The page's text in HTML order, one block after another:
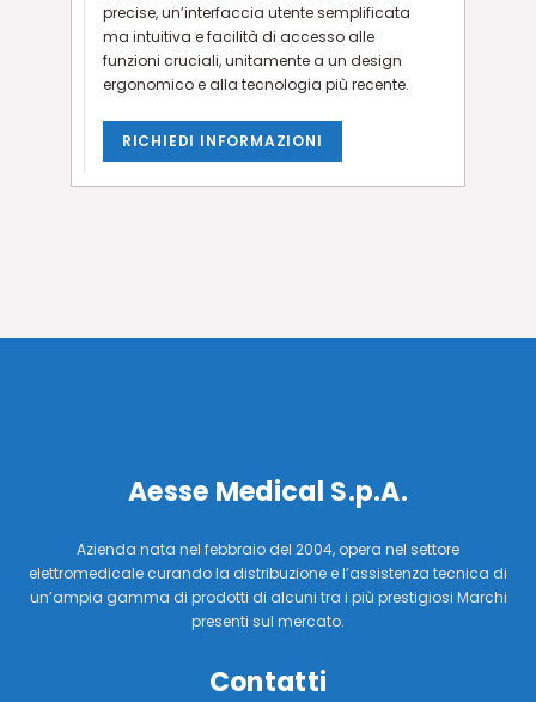
precise, un’interfaccia utente semplificata
ma intuitiva e facilità di accesso alle
funzioni cruciali, unitamente a un design
ergonomico e alla tecnologia più recente.
RICHIEDI INFORMAZIONI
Aesse Medical S.p.A.
Azienda nata nel febbraio del 2004, opera nel settore
elettromedicale curando la distribuzione e l’assistenza tecnica di
un’ampia gamma di prodotti di alcuni tra i più prestigiosi Marchi
presenti sul mercato.
Contatti